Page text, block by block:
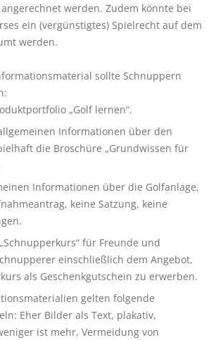
werden. Zudem könnte bei
ein (vergünstigtes) Spielrecht auf dem
werden.
sollte Schnuppern
„Golf lernen“.
Informationen über den
die Broschüre „Grundwissen für
Informationen über die Golfanlage,
keine Satzung, keine
für Freunde und
einschließlich dem Angebot,
als Geschenkgutschein zu erwerben.
gelten folgende
Eher Bilder als Text, plakativ,
ist mehr, Vermeidung von